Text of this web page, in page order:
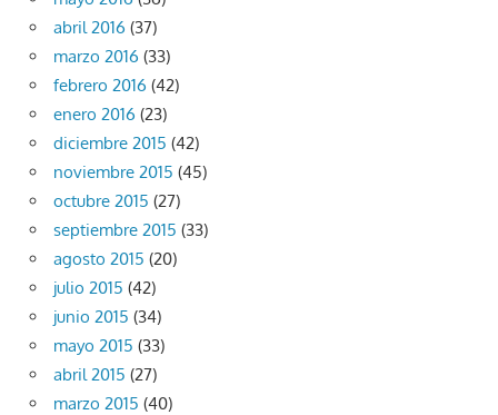
abril 2016 (37)
marzo 2016 (33)
febrero 2016 (42)
enero 2016 (23)
diciembre 2015 (42)
noviembre 2015 (45)
octubre 2015 (27)
septiembre 2015 (33)
agosto 2015 (20)
julio 2015 (42)
junio 2015 (34)
mayo 2015 (33)
abril 2015 (27)
marzo 2015 (40)